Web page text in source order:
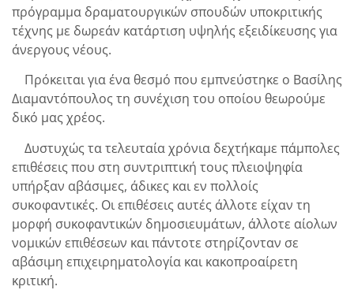
πρόγραμμα δραματουργικών σπουδών υποκριτικής
τέχνης με δωρεάν κατάρτιση υψηλής εξειδίκευσης για
άνεργους νέους.
Πρόκειται για ένα θεσμό που εμπνεύστηκε ο Βασίλης
Διαμαντόπουλος τη συνέχιση του οποίου θεωρούμε
δικό μας χρέος.
Δυστυχώς τα τελευταία χρόνια δεχτήκαμε πάμπολες
επιθέσεις που στη συντριπτική τους πλειοψηφία
υπήρξαν αβάσιμες, άδικες και εν πολλοίς
συκοφαντικές. Οι επιθέσεις αυτές άλλοτε είχαν τη
μορφή συκοφαντικών δημοσιευμάτων, άλλοτε αίολων
νομικών επιθέσεων και πάντοτε στηρίζονταν σε
αβάσιμη επιχειρηματολογία και κακοπροαίρετη
κριτική.